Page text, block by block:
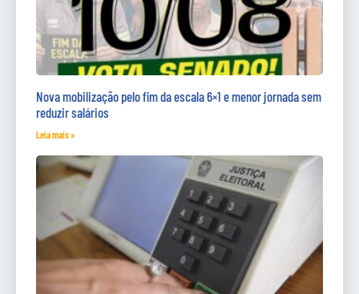
Nova mobilização pelo fim da escala 6×1 e menor jornada sem
reduzir salários
Leia mais »